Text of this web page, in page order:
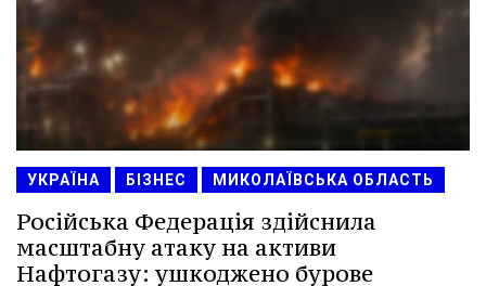
УКРАЇНА БІЗНЕС МИКОЛАЇВСЬКА ОБЛАСТЬ
Російська Федерація здійснила
масштабну атаку на активи
Нафтогазу: ушкоджено бурове